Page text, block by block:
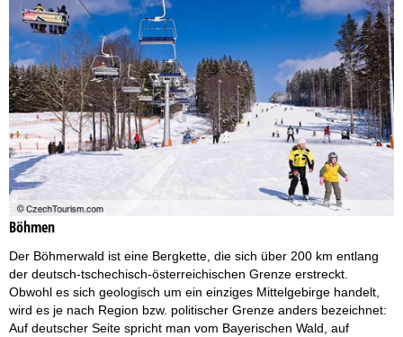
Böhmen
Der Böhmerwald ist eine Bergkette, die sich über 200 km entlang
der deutsch-tschechisch-österreichischen Grenze erstreckt.
Obwohl es sich geologisch um ein einziges Mittelgebirge handelt,
wird es je nach Region bzw. politischer Grenze anders bezeichnet:
Auf deutscher Seite spricht man vom Bayerischen Wald, auf